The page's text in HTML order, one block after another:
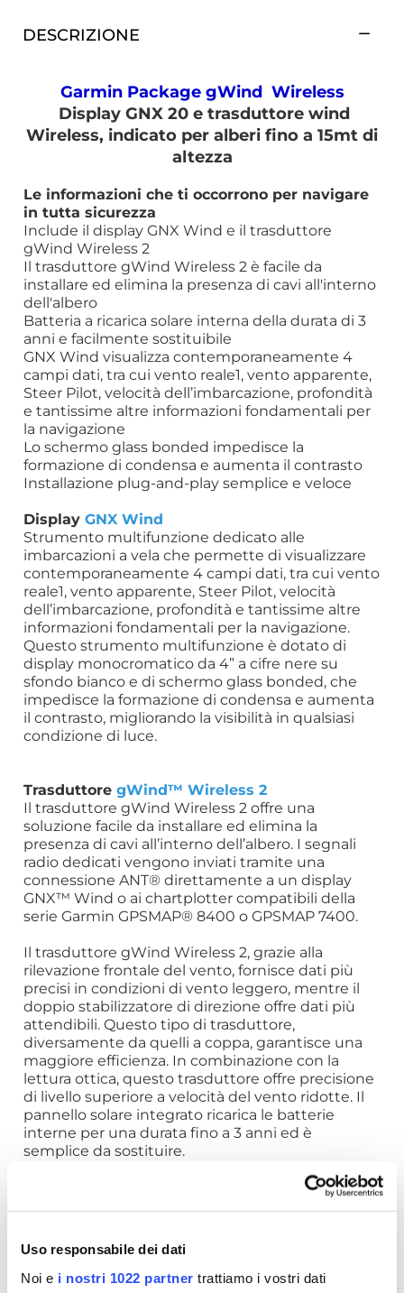
Uso responsabile dei dati
Noi e i nostri 1022 partner trattiamo i vostri dati
DESCRIZIONE
Garmin Package gWind Wireless
Display GNX 20 e trasduttore wind
Wireless, indicato per alberi fino a 15mt di
altezza
Le informazioni che ti occorrono per navigare
in tutta sicurezza
Include il display GNX Wind e il trasduttore
gWind Wireless 2
Il trasduttore gWind Wireless 2 è facile da
installare ed elimina la presenza di cavi all'interno
dell'albero
Batteria a ricarica solare interna della durata di 3
anni e facilmente sostituibile
GNX Wind visualizza contemporaneamente 4
campi dati, tra cui vento reale1, vento apparente,
Steer Pilot, velocità dell’imbarcazione, profondità
e tantissime altre informazioni fondamentali per
la navigazione
Lo schermo glass bonded impedisce la
formazione di condensa e aumenta il contrasto
Installazione plug-and-play semplice e veloce
Display GNX Wind
Strumento multifunzione dedicato alle
imbarcazioni a vela che permette di visualizzare
contemporaneamente 4 campi dati, tra cui vento
reale1, vento apparente, Steer Pilot, velocità
dell’imbarcazione, profondità e tantissime altre
informazioni fondamentali per la navigazione.
Questo strumento multifunzione è dotato di
display monocromatico da 4” a cifre nere su
sfondo bianco e di schermo glass bonded, che
impedisce la formazione di condensa e aumenta
il contrasto, migliorando la visibilità in qualsiasi
condizione di luce.
Trasduttore gWind™ Wireless 2
Il trasduttore gWind Wireless 2 offre una
soluzione facile da installare ed elimina la
presenza di cavi all’interno dell’albero. I segnali
radio dedicati vengono inviati tramite una
connessione ANT® direttamente a un display
GNX™ Wind o ai chartplotter compatibili della
serie Garmin GPSMAP® 8400 o GPSMAP 7400.
Il trasduttore gWind Wireless 2, grazie alla
rilevazione frontale del vento, fornisce dati più
precisi in condizioni di vento leggero, mentre il
doppio stabilizzatore di direzione offre dati più
attendibili. Questo tipo di trasduttore,
diversamente da quelli a coppa, garantisce una
maggiore efficienza. In combinazione con la
lettura ottica, questo trasduttore offre precisione
di livello superiore a velocità del vento ridotte. Il
pannello solare integrato ricarica le batterie
interne per una durata fino a 3 anni ed è
semplice da sostituire.
Staffa per albero
Componenti di montaggio
Batteria NiMH